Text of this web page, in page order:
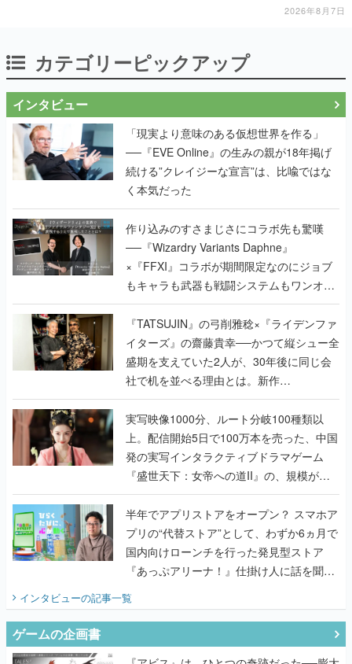
2026年8月7日
カテゴリーピックアップ
インタビュー
「現実より意味のある仮想世界を作る」
──『EVE Online』の生みの親が18年掲げ
続ける”クレイジーな宣言”は、比喩ではな
く本気だった
作り込みのすさまじさにコラボ先も驚嘆
──『Wizardry Variants Daphne』
×『FFXI』コラボが期間限定なのにジョブ
もキャラも武器も戦闘システムもワンオフ
で作り込まれた理由を両ディレクターに聞
く
『TATSUJIN』の弓削雅稔×『ライデンファ
イターズ』の齋藤貴幸──かつて縦シュー全
盛期を支えていた2人が、30年後に同じ会
社で机を並べる理由とは。新作
『TATSUJIN EXTREME』で初タッグを組
んだレジェンド2人に訊く開発秘話
実写映像1000分、ルート分岐100種類以
上。配信開始5日で100万本を売った、中国
発の実写インタラクティブドラマゲーム
『盛世天下：女帝への道II』の、規模が違
うこだわりをプロデューサーに聞いた
半年でアプリストアをオープン？ スマホア
プリの“代替ストア”として、わずか6ヵ月で
国内向けローンチを行った発見型ストア
『あっぷアリーナ！』仕掛け人に話を聞い
インタビューの記事一覧
ゲームの企画書